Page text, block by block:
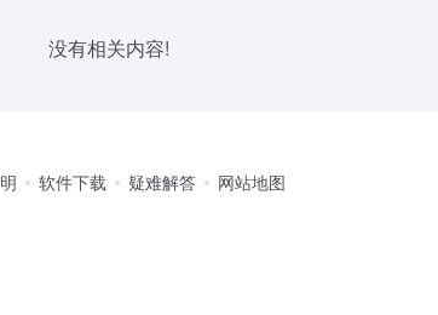
没有相关内容!
软件下载 疑难解答 网站地图